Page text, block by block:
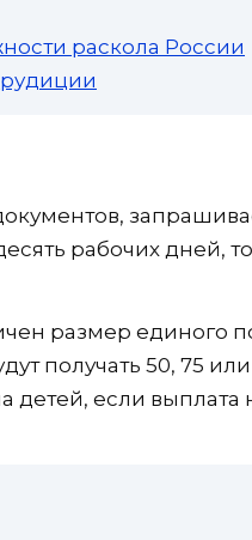
раскола России
рабочих дней,
размер единого
получать 50, 75 или
если выплата